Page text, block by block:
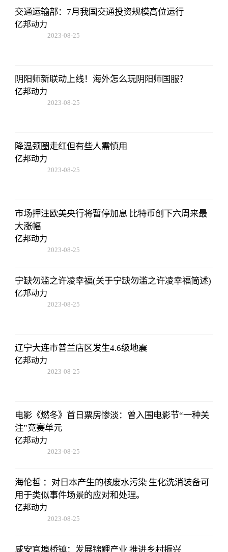
交通运输部：7月我国交通投资规模高位运行
亿邦动力
2023-08-25
阴阳师新联动上线！海外怎么玩阴阳师国服？
亿邦动力
2023-08-25
降温颈圈走红但有些人需慎用
亿邦动力
2023-08-25
市场押注欧美央行将暂停加息 比特币创下六周来最
大涨幅
亿邦动力
2023-08-25
宁缺勿滥之许凌幸福(关于宁缺勿滥之许凌幸福简述)
亿邦动力
2023-08-25
辽宁大连市普兰店区发生4.6级地震
亿邦动力
2023-08-25
电影《燃冬》首日票房惨淡：曾入围电影节“一种关
注”竞赛单元
亿邦动力
2023-08-25
海伦哲 ：对日本产生的核废水污染 生化洗消装备可
用于类似事件场景的应对和处理。
亿邦动力
2023-08-25
咸安官埠桥镇：发展锦鲤产业 推进乡村振兴